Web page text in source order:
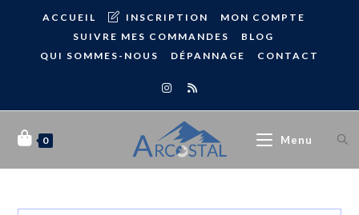
ACCUEIL INSCRIPTION
MON COMPTE
SUIVRE MES COMMANDES
BLOG
QUI SOMMES-NOUS
DÉPANNAGE CONTACT
0 Menu